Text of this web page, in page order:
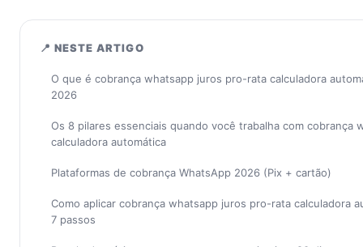
📍 NESTE ARTIGO
O que é cobrança whatsapp juros pro-rata calculadora
2026
Os 8 pilares essenciais quando você trabalha com cobrança
calculadora automática
Plataformas de cobrança WhatsApp 2026 (Pix + cartão)
Como aplicar cobrança whatsapp juros pro-rata calculadora
7 passos